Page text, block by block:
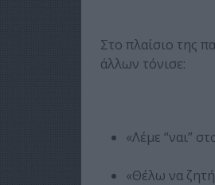
Στο πλαίσιο της
άλλων τόνισε:
«Λέμε “ναι”
«Θέλω να